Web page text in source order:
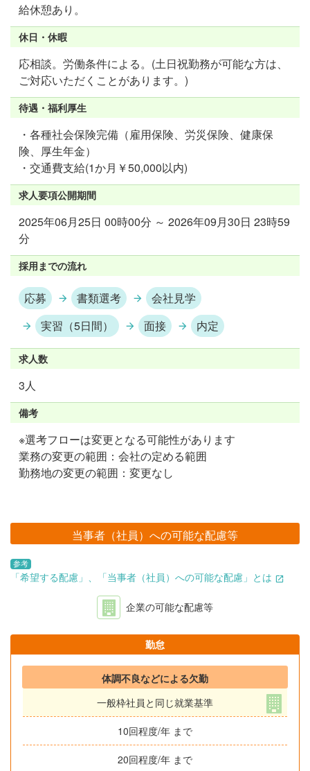
給休憩あり。
休日・休暇
応相談。労働条件による。(土日祝勤務が可能な方は、
ご対応いただくことがあります。)
待遇・福利厚生
・各種社会保険完備（雇用保険、労災保険、健康保
険、厚生年金）
・交通費支給(1か月￥50,000以内)
求人要項公開期間
2025年06月25日 00時00分 ～ 2026年09月30日 23時59
分
採用までの流れ
応募 書類選考
会社見学
実習（5日間）
面接 内定
求人数
3人
備考
※選考フローは変更となる可能性があります
業務の変更の範囲：会社の定める範囲
勤務地の変更の範囲：変更なし
当事者（社員）への可能な配慮等
参考
「希望する配慮」、「当事者（社員）への可能な配慮」とは
企業の可能な配慮等
勤怠
体調不良などによる欠勤
一般枠社員と同じ就業基準
10回程度/年 まで
20回程度/年 まで